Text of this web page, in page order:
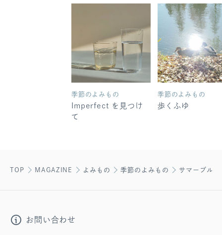
季節のよみもの
Imperfect を見つけ
て
季節のよみもの
歩くふゆ
TOP MAGAZINE よみもの 季節のよみもの サマーブルー
お問い合わせ